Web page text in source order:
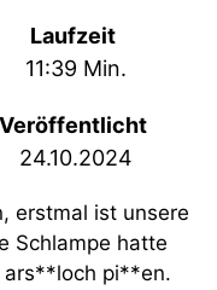
Laufzeit
11:39 Min.
Veröffentlicht
24.10.2024
erstmal ist unsere
Schlampe hatte
ars**loch pi**en.